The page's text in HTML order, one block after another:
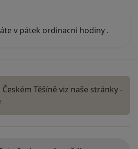
v pátek ordinacni hodiny .
Těšíně viz naše stránky -